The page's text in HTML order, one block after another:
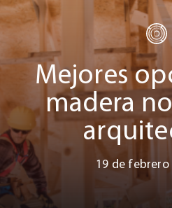
Mejores
madera
19 de febrero